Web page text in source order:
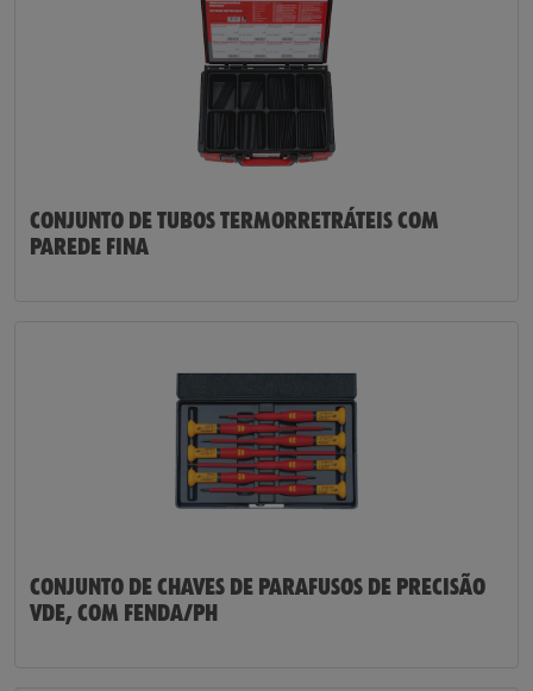
CONJUNTO DE TUBOS TERMORRETRÁTEIS COM
PAREDE FINA
CONJUNTO DE CHAVES DE PARAFUSOS DE PRECISÃO
VDE, COM FENDA/PH